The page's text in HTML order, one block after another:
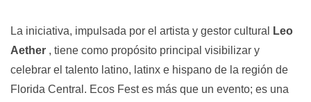
La iniciativa, impulsada por el artista y gestor cultural
Leo
Aether , tiene como propósito principal visibilizar y
celebrar el talento latino, latinx e hispano de la región de
Florida Central. Ecos Fest es más que un evento; es una